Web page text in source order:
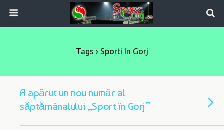
Tags › Sporti In Gorj
A apărut un nou număr al
săptămânalului „Sport în Gorj”